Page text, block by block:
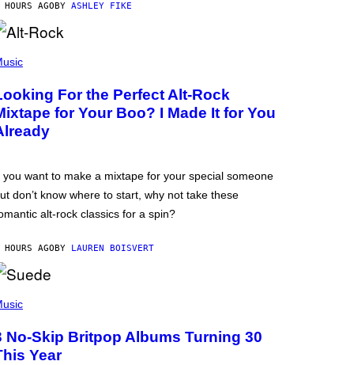
AGO BY ASHLEY FIKE
For the Perfect Alt-Rock
for Your Boo? I Made It for You
you want to make a mixtape for your special someone
don’t know where to start, why not take these
alt-rock classics for a spin?
AGO BY LAUREN BOISVERT
No-Skip Britpop Albums Turning 30
Year